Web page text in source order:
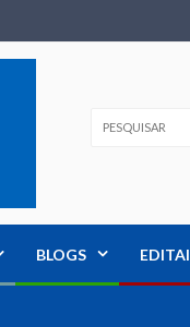
BLOGS